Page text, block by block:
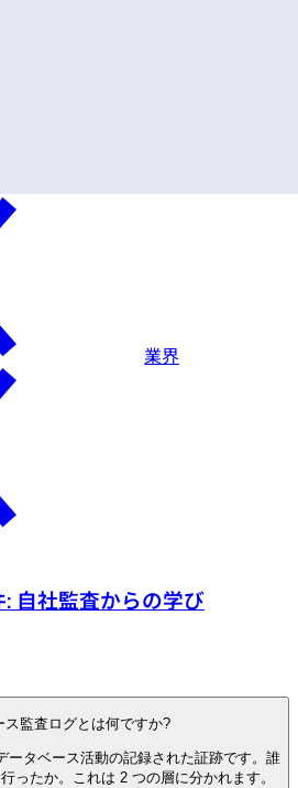
業界
自社監査からの学び
ス監査ログとは何ですか?
ータベース活動の記録された証跡です。誰
ったか。これは 2 つの層に分かれます。